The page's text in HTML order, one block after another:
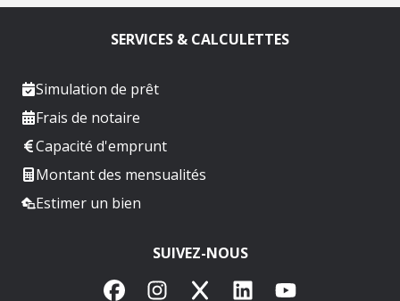
SERVICES & CALCULETTES
Simulation de prêt
Frais de notaire
Capacité d'emprunt
Montant des mensualités
Estimer un bien
SUIVEZ-NOUS
FacebookInstagram
X LinkedInYouTube